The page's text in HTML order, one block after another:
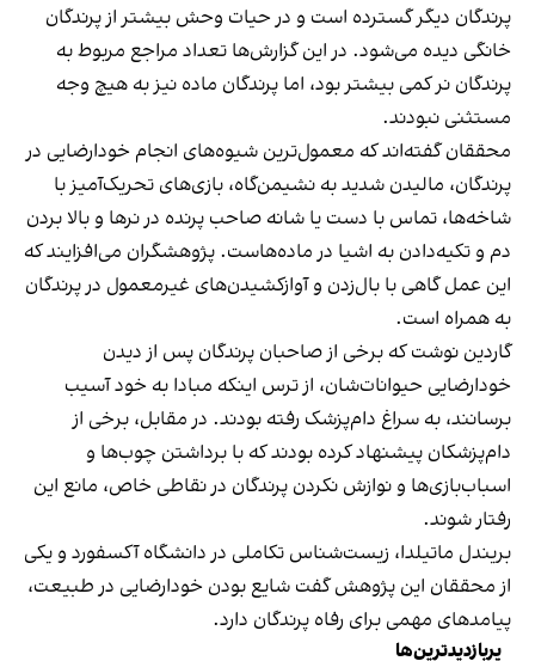
پرندگان دیگر گسترده است و در حیات وحش بیشتر از پرندگان
خانگی دیده می‌شود. در این گزارش‌ها تعداد مراجع مربوط به
پرندگان نر کمی بیشتر بود، اما پرندگان ماده نیز به هیچ وجه
مستثنی نبودند.
محققان گفته‌اند که معمول‌ترین شیوه‌های انجام خودارضایی در
پرندگان، مالیدن شدید به نشیمن‌گاه، بازی‌های تحریک‌آمیز با
شاخه‌ها، تماس با دست یا شانه صاحب پرنده در نرها و بالا بردن
دم و تکیه‌دادن به اشیا در ماده‌هاست. پژوهشگران می‌افزایند که
این عمل گاهی با بال‌زدن و آوازکشیدن‌های غیرمعمول در پرندگان
به همراه است.
گاردین نوشت که برخی از صاحبان پرندگان پس از دیدن
خودارضایی حیوانات‌شان، از ترس اینکه مبادا به خود آسیب
برسانند، به سراغ دام‌پزشک رفته بودند. در مقابل، برخی از
دام‌پزشکان پیشنهاد کرده بودند که با برداشتن چوب‌ها و
اسباب‌بازی‌ها و نوازش نکردن پرندگان در نقاطی خاص، مانع این
رفتار شوند.
بریندل ماتیلدا، زیست‌شناس تکاملی در دانشگاه آکسفورد و یکی
از محققان این پژوهش گفت شایع‌ بودن خودارضایی در طبیعت،
پیامدهای مهمی برای رفاه پرندگان دارد.
پربازدیدترین‌ها